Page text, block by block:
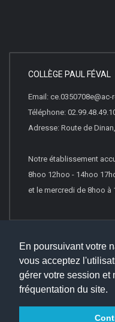
En poursuivant votre
vous acceptez
gérer votre session et
fréquentation du site.
COLLÈGE PAUL FÉVAL
Email: ce.0350708e@ac-
Téléphone:
Adresse: Route de
Notre établissement
8hoo 12hoo - 14hoo
et le mercredi de 8hoo à
© 2021 Websco Innovations